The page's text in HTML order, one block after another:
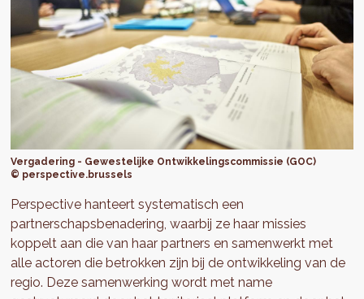
Vergadering - Gewestelijke Ontwikkelingscommissie (GOC)
© perspective.brussels
Perspective hanteert systematisch een
partnerschapsbenadering, waarbij ze haar missies
koppelt aan die van haar partners en samenwerkt met
alle actoren die betrokken zijn bij de ontwikkeling van de
regio. Deze samenwerking wordt met name